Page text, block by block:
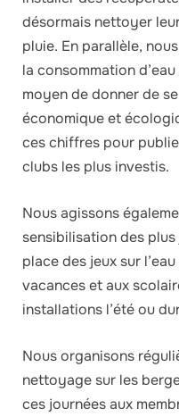
désormais nettoyer
pluie. En parallèle,
la consommation
moyen de donner de
économique et
ces chiffres pour
clubs les plus investis.
Nous agissons
sensibilisation des
place des jeux sur
vacances et aux
installations l’été ou
Nous organisons
nettoyage sur les
ces journées aux